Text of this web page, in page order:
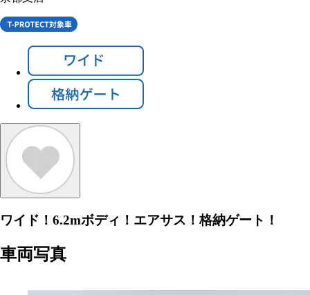
ワイド！6.2mボディ！エアサス！格納ゲート！
車両写真